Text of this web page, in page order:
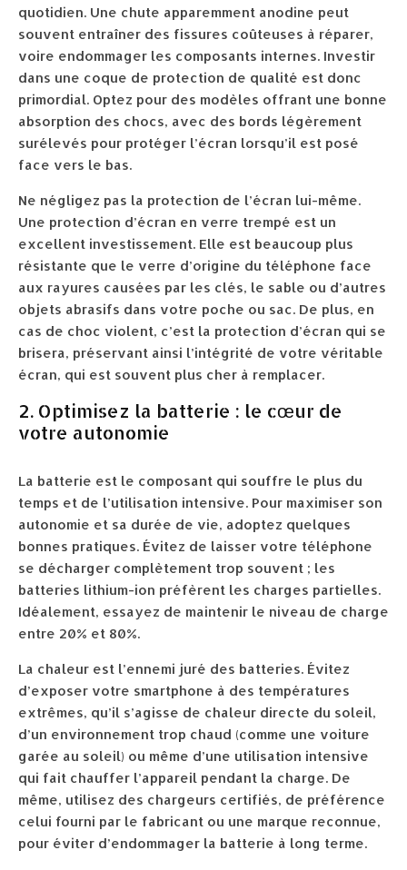
quotidien. Une chute apparemment anodine peut
souvent entraîner des fissures coûteuses à réparer,
voire endommager les composants internes. Investir
dans une coque de protection de qualité est donc
primordial. Optez pour des modèles offrant une bonne
absorption des chocs, avec des bords légèrement
surélevés pour protéger l’écran lorsqu’il est posé
face vers le bas.
Ne négligez pas la protection de l’écran lui-même.
Une protection d’écran en verre trempé est un
excellent investissement. Elle est beaucoup plus
résistante que le verre d’origine du téléphone face
aux rayures causées par les clés, le sable ou d’autres
objets abrasifs dans votre poche ou sac. De plus, en
cas de choc violent, c’est la protection d’écran qui se
brisera, préservant ainsi l’intégrité de votre véritable
écran, qui est souvent plus cher à remplacer.
2. Optimisez la batterie : le cœur de
votre autonomie
La batterie est le composant qui souffre le plus du
temps et de l’utilisation intensive. Pour maximiser son
autonomie et sa durée de vie, adoptez quelques
bonnes pratiques. Évitez de laisser votre téléphone
se décharger complètement trop souvent ; les
batteries lithium-ion préfèrent les charges partielles.
Idéalement, essayez de maintenir le niveau de charge
entre 20% et 80%.
La chaleur est l’ennemi juré des batteries. Évitez
d’exposer votre smartphone à des températures
extrêmes, qu’il s’agisse de chaleur directe du soleil,
d’un environnement trop chaud (comme une voiture
garée au soleil) ou même d’une utilisation intensive
qui fait chauffer l’appareil pendant la charge. De
même, utilisez des chargeurs certifiés, de préférence
celui fourni par le fabricant ou une marque reconnue,
pour éviter d’endommager la batterie à long terme.